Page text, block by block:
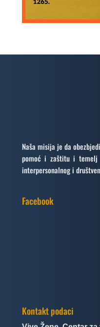
Naša misija je da
pomoć i zaštitu i temelj
interpersonalnog i
Facebook
Kontakt podaci